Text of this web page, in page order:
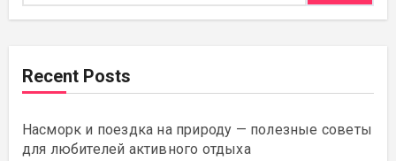
Recent Posts
Насморк и поездка на природу — полезные советы
для любителей активного отдыха